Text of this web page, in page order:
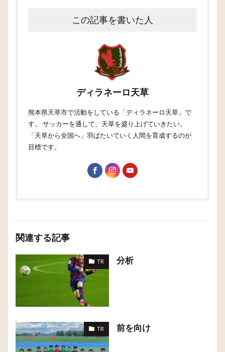
この記事を書いた人
ディラネーロ天草
熊本県天草市で活動をしている「ディラネーロ天草」で
す。 サッカーを通して、天草を盛り上げていきたい。
「天草から全国へ」羽ばたいていく人間を育成するのが
目標です。
関連する記事
TR 分析
TR 前を向け